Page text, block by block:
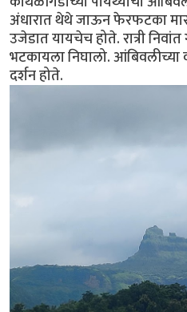
अंधारात थेथे जाऊन फेरफटका
उजेडात यायचेच होते. रात्री
भटकायला निघालो.
दर्शन होते.